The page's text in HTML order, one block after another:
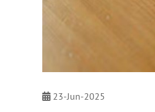
23-Jun-2025